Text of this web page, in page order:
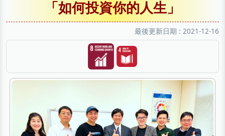
「如何投資你的人生」
最後更新日期 : 2021-12-16